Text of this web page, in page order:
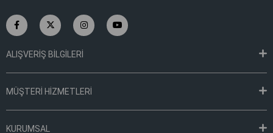
ALIŞVERİŞ BİLGİLERİ
MÜŞTERİ HİZMETLERİ
KURUMSAL